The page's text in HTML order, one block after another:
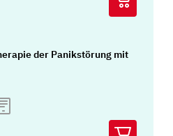
der Panikstörung mit